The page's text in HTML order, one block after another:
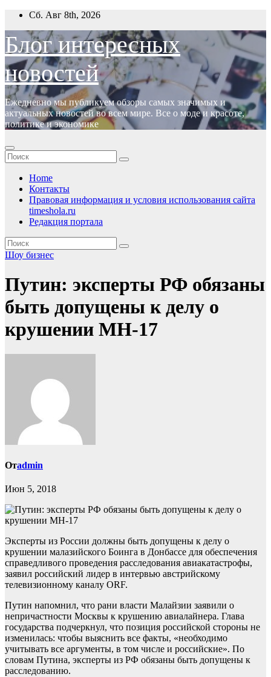
Перейти
содержимому
Сб. Авг 8th, 2026
Блог интересных
новостей
Ежедневно мы публикуем обзоры самых значимых и
актуальных новостей во всем мире. Все о моде и красоте,
политике и экономике
Home
Контакты
Правовая информация и условия использования сайта
timeshola.ru
Редакция портала
Шоу бизнес
Путин: эксперты РФ обязаны
быть допущены к делу о
крушении МН-17
Отadmin
Июн 5, 2018
Эксперты из России должны быть допущены к делу о
крушении малазийского Боинга в Донбассе для обеспечения
справедливого проведения расследования авиакатастрофы,
заявил российский лидер в интервью австрийскому
телевизионному каналу ORF.
Путин напомнил, что рани власти Малайзии заявили о
непричастности Москвы к крушению авиалайнера. Глава
государства подчеркнул, что позиция российской стороны не
изменилась: чтобы выяснить все факты, «необходимо
учитывать все аргументы, в том числе и российские». По
словам Путина, эксперты из РФ обязаны быть допущены к
расследованию.